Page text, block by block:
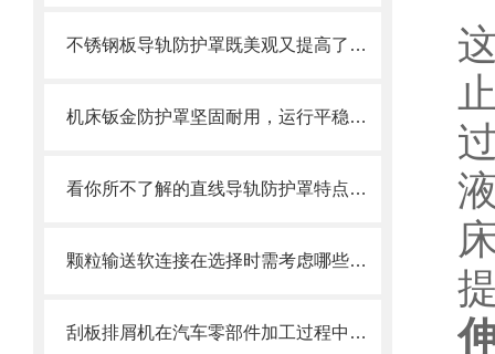
不锈钢板导轨防护罩既美观又提高了护板的使用寿命
机床钣金防护罩坚固耐用，运行平稳，噪音小
看你所不了解的直线导轨防护罩特点介绍
颗粒输送软连接在选择时需考虑哪些因素？
刮板排屑机在汽车零部件加工过程中的作用